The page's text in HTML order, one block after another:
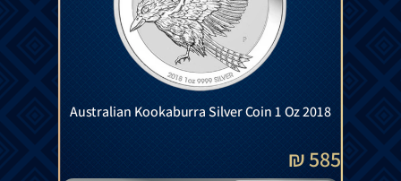
Australian Kookaburra Silver Coin 1 Oz 2018
585 ₪